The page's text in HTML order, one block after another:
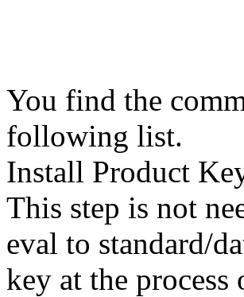
You find the
following list.
Install Product
This step is not
eval to standard/
key at the